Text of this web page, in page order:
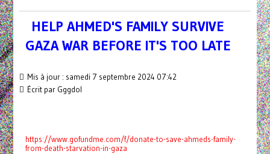
HELP AHMED'S FAMILY SURVIVE
GAZA WAR BEFORE IT'S TOO LATE
Mis à jour : samedi 7 septembre 2024 07:42
Écrit par Gggdol
https://www.gofundme.com/f/donate-to-save-ahmeds-family-
from-death-starvation-in-gaza